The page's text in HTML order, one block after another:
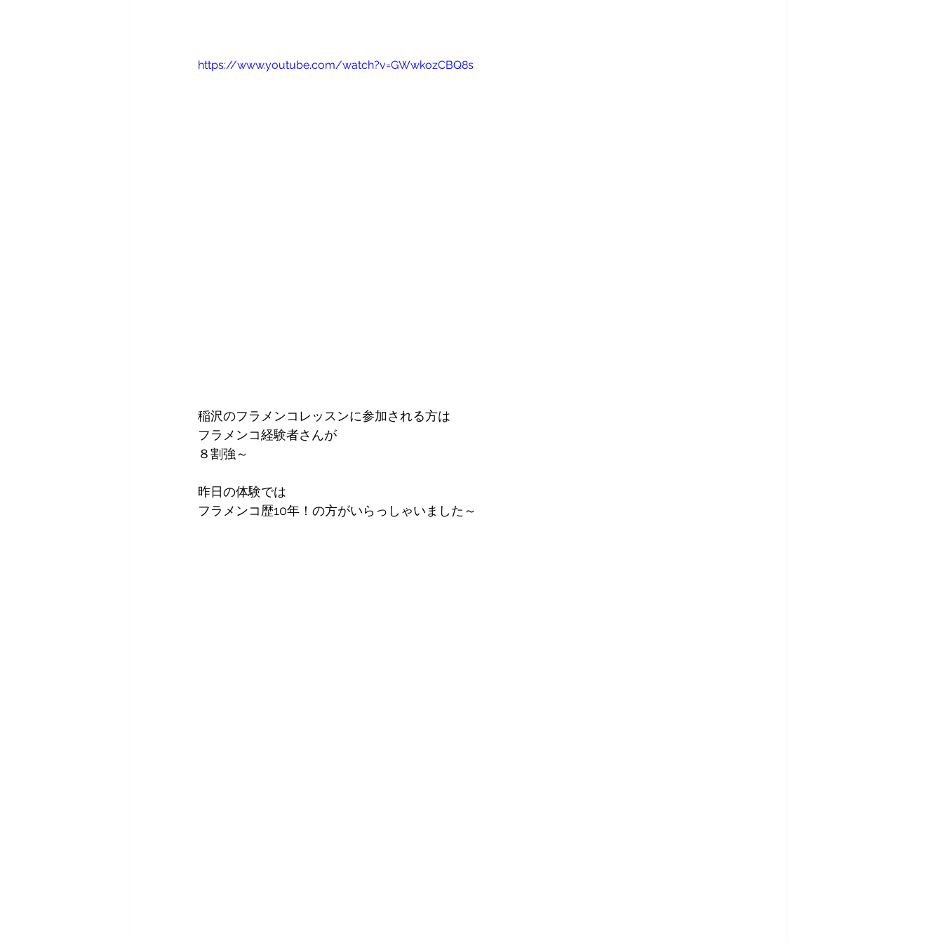
https://www.youtube.com/watch?v=GWwkozCBQ8s
稲沢のフラメンコレッスンに参加される方は
フラメンコ経験者さんが
８割強～
昨日の体験では
フラメンコ歴10年！の方がいらっしゃいました～